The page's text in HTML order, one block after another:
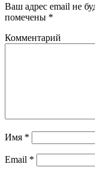
Ваш адрес email не
помечены *
Комментарий
Имя *
Email *